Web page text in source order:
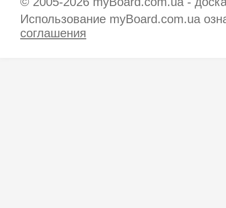
Использование myBoard.com.ua
соглашения